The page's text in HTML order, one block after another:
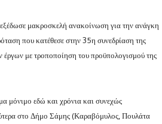
μακροσκελή ανακοίνωση για την ανάγκη
που κατέθεσε στην 35η συνεδρίαση της
με τροποποίηση του προϋπολογισμού της
μόνιμο εδώ και χρόνια και συνεχώς
στο Δήμο Σάμης (Καραβόμυλος, Πουλάτα